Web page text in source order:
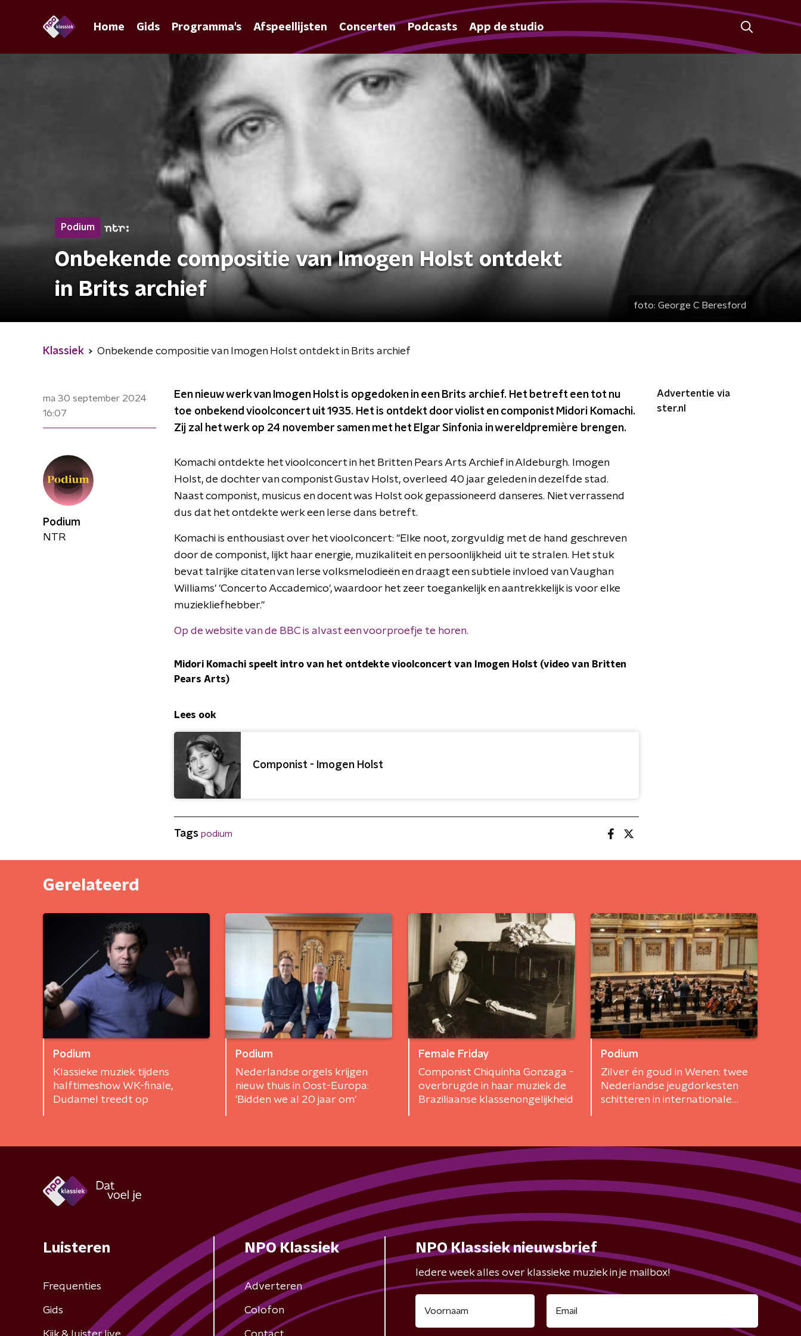
Home Gids Programma's Afspeellijsten Concerten Podcasts App de studio
Podium
Onbekende compositie van Imogen Holst ontdekt
in Brits archief
foto: George C Beresford
Klassiek Onbekende compositie van Imogen Holst ontdekt in Brits archief
ma 30 september 2024
16:07
Een nieuw werk van Imogen Holst is opgedoken in een Brits archief. Het betreft een tot nu
toe onbekend vioolconcert uit 1935. Het is ontdekt door violist en componist Midori Komachi.
Zij zal het werk op 24 november samen met het Elgar Sinfonia in wereldpremière brengen.
Komachi ontdekte het vioolconcert in het Britten Pears Arts Archief in Aldeburgh. Imogen
Holst, de dochter van componist Gustav Holst, overleed 40 jaar geleden in dezelfde stad.
Naast componist, musicus en docent was Holst ook gepassioneerd danseres. Niet verrassend
dus dat het ontdekte werk een Ierse dans betreft.
Komachi is enthousiast over het vioolconcert: "Elke noot, zorgvuldig met de hand geschreven
door de componist, lijkt haar energie, muzikaliteit en persoonlijkheid uit te stralen. Het stuk
bevat talrijke citaten van Ierse volksmelodieën en draagt een subtiele invloed van Vaughan
Williams' 'Concerto Accademico', waardoor het zeer toegankelijk en aantrekkelijk is voor elke
muziekliefhebber."
Op de website van de BBC is alvast een voorproefje te horen.
Midori Komachi speelt intro van het ontdekte vioolconcert van Imogen Holst (video van Britten
Pears Arts)
Lees ook
Componist - Imogen Holst
Advertentie via
ster.nl
Podium
NTR
Tags podium
Gerelateerd
Podium
Klassieke muziek tijdens
halftimeshow WK-finale,
Dudamel treedt op
Podium
Nederlandse orgels krijgen
nieuw thuis in Oost-Europa:
'Bidden we al 20 jaar om'
Female Friday
Componist Chiquinha Gonzaga -
overbrugde in haar muziek de
Braziliaanse klassenongelijkheid
Podium
Zilver én goud in Wenen: twee
Nederlandse jeugdorkesten
schitteren in internationale
Luisteren
Frequenties
Gids
NPO Klassiek
Adverteren
Colofon
NPO Klassiek nieuwsbrief
Iedere week alles over klassieke muziek in je mailbox!